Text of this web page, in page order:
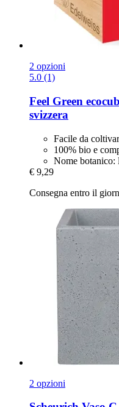
2 opzioni
5.0 (1)
Feel Green
svizzera
Facile da
100% bio e
Nome botanico:
€ 9,29
Consegna entro il
2 opzioni